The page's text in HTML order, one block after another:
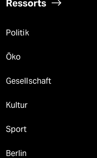
Ressorts
Politik
Öko
Gesellschaft
Kultur
Sport
Berlin